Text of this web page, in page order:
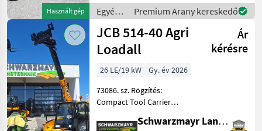
Használt gép
vezetékkel, hidraulikus
rezgéscsillapítás
Egyéb
mezőgazdasági
erőgépek
/ JCB
Premium Arany kereskedő
JCB 514-40 Agri
Loadall
Ár
kérésre
26 LE/19 kW
Gy. év 2026
73086. sz. Rögzítés:
Compact Tool Carrier
kg Emelési magasság: 4 000
Schwarzmayr Landtechnik GmbH - Aurolzmünster